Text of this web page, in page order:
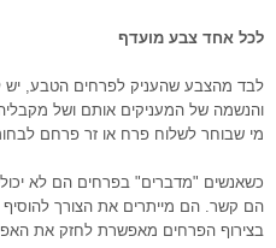
לכל אחד צבע מועדף
לבד מהצבע שהעניק לפרחים הטבע,
והנשמה של המעניקים אותם ושל
מי שבוחר לשלוח פרח או זר פרחם
כשאנשים "מדברים" בפרחים הם לא
הם קשר. הם מייתרים את הצורך
בצירוף הפרחים מאפשרת לחזק את